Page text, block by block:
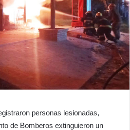
personas lesionadas,
de Bomberos extinguieron un